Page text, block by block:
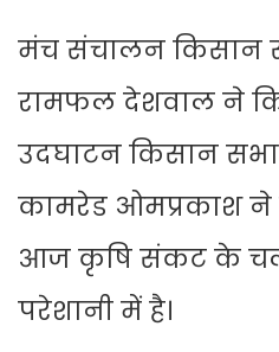
मंच संचालन किसान
रामफल देशवाल ने
उदघाटन किसान
कामरेड ओमप्रकाश
आज कृषि संकट के
परेशानी में है।